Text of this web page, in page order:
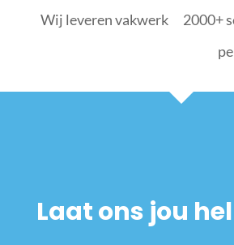
Wij leveren vakwerk
2000+
Laat ons jou